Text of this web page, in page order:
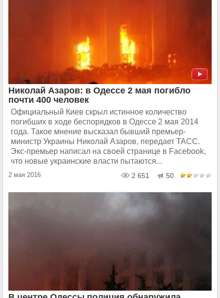
Николай Азаров: в Одессе 2 мая погибло
почти 400 человек
Официальный Киев скрыл истинное количество
погибших в ходе беспорядков в Одессе 2 мая 2014
года. Такое мнение высказал бывший премьер-
министр Украины Николай Азаров, передает ТАСС.
Экс-премьер написал на своей странице в Facebook,
что новые украинские власти пытаются...
2 мая 2016 2 651 50